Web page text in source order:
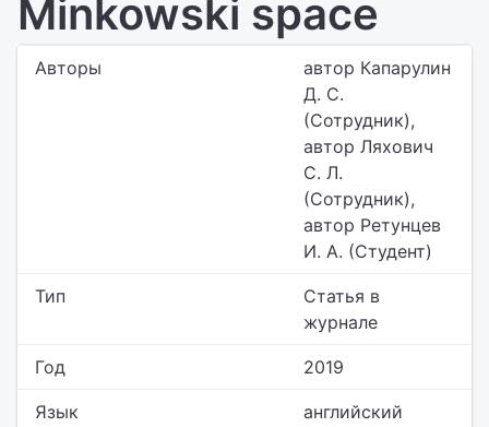
Minkowski space
Авторы
автор Капарулин
Д. С.
(Сотрудник),
автор Ляхович
С. Л.
(Сотрудник),
автор Ретунцев
И. А. (Студент)
Тип
Статья в
журнале
Год 2019
Язык английский